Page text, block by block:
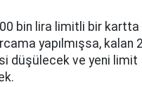
bin lira limitli bir kartta
yapılmışsa, kalan
düşülecek ve yeni limit